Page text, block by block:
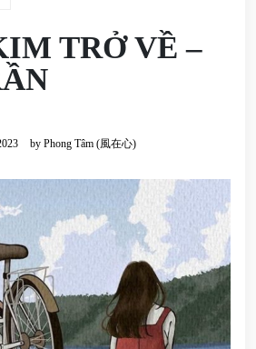
TRỞ VỀ –
by Phong Tâm (風在心)